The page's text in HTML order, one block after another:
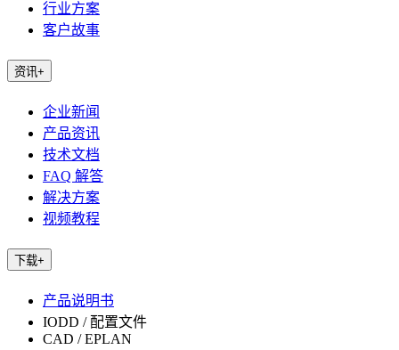
行业方案
客户故事
资讯+
企业新闻
产品资讯
技术文档
FAQ 解答
解决方案
视频教程
下载+
产品说明书
IODD / 配置文件
CAD / EPLAN